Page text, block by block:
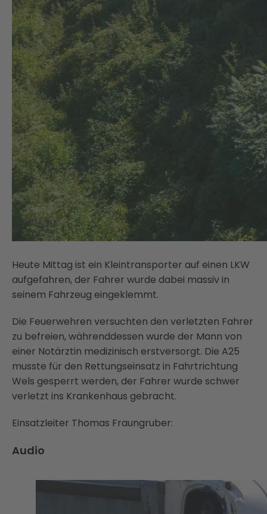
Heute Mittag ist ein Kleintransporter auf einen LKW
aufgefahren, der Fahrer wurde dabei massiv in
seinem Fahrzeug eingeklemmt.
Die Feuerwehren versuchten den verletzten Fahrer
zu befreien, währenddessen wurde der Mann von
einer Notärztin medizinisch erstversorgt. Die A25
musste für den Rettungseinsatz in Fahrtrichtung
Wels gesperrt werden, der Fahrer wurde schwer
verletzt ins Krankenhaus gebracht.
Einsatzleiter Thomas Fraungruber:
Audio